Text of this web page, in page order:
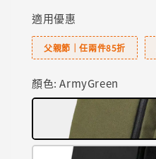
適用優惠
父親節｜任兩件85折
顏色: ArmyGreen